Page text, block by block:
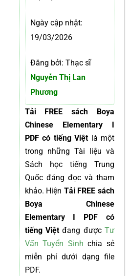
Ngày cập nhật:
19/03/2026
Đăng bởi: Thạc sĩ
Nguyễn Thị Lan
Phương
Tải FREE sách Boya
Chinese Elementary I
PDF có tiếng Việt là một
trong những Tài liệu và
Sách học tiếng Trung
Quốc đáng đọc và tham
khảo. Hiện Tải FREE sách
Boya Chinese
Elementary I PDF có
tiếng Việtđang được Tư
Vấn Tuyển Sinh chia sẻ
miễn phí dưới dạng file
PDF.